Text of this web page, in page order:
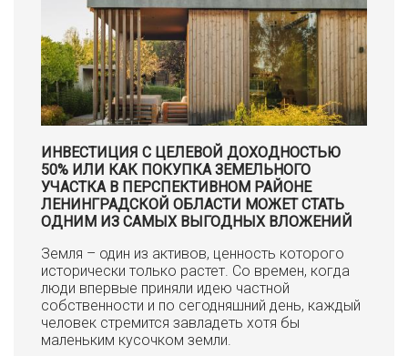
ИНВЕСТИЦИЯ С ЦЕЛЕВОЙ ДОХОДНОСТЬЮ
50% ИЛИ КАК ПОКУПКА ЗЕМЕЛЬНОГО
УЧАСТКА В ПЕРСПЕКТИВНОМ РАЙОНЕ
ЛЕНИНГРАДСКОЙ ОБЛАСТИ МОЖЕТ СТАТЬ
ОДНИМ ИЗ САМЫХ ВЫГОДНЫХ ВЛОЖЕНИЙ
Земля – один из активов, ценность которого
исторически только растет. Со времен, когда
люди впервые приняли идею частной
собственности и по сегодняшний день, каждый
человек стремится завладеть хотя бы
маленьким кусочком земли.